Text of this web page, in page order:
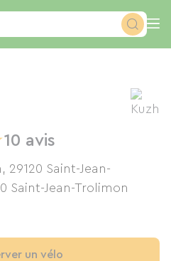
10 avis
29120 Saint-Jean-
Saint-Jean-Trolimon
un vélo